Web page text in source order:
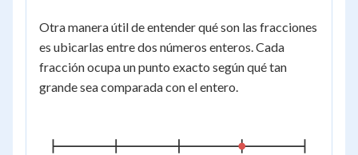
Otra manera útil de entender qué son las fracciones
es ubicarlas entre dos números enteros. Cada
fracción ocupa un punto exacto según qué tan
grande sea comparada con el entero.